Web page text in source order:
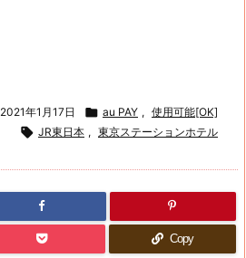
2021年1月17日  au PAY , 使用可能[OK]
 JR東日本 , 東京ステーションホテル
Copy